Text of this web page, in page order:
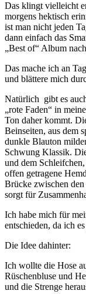
Das klingt vielleicht
morgens hektisch
ist man nicht jeden
dann einfach das
„Best of“ Album
Das mache ich an
und blättere mich
Natürlich gibt es
„rote Faden“ in
Ton daher kommt.
Beinseiten, aus dem
dunkle Blauton
Schwung Klassik.
und dem
offen getragene
Brücke zwischen
sorgt für
Ich habe mich für
entschieden, da ich
Die Idee dahinter:
Ich wollte die Hose
Rüschenbluse und
und die Strenge